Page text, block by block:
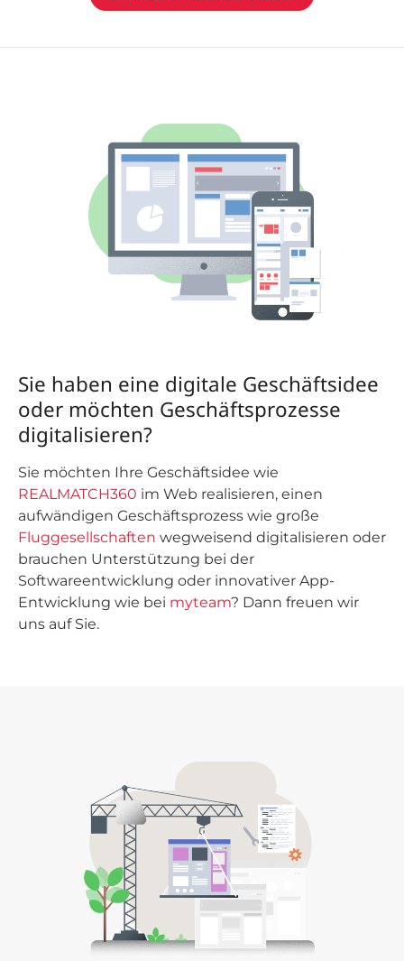
Sie haben eine digitale Geschäftsidee
oder möchten Geschäftsprozesse
digitalisieren?
Sie möchten Ihre Geschäftsidee wie
REALMATCH360 im Web realisieren, einen
aufwändigen Geschäftsprozess wie große
Fluggesellschaften wegweisend digitalisieren oder
brauchen Unterstützung bei der
Softwareentwicklung oder innovativer App-
Entwicklung wie bei myteam? Dann freuen wir
uns auf Sie.